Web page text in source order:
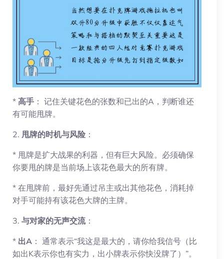
* 高手 ： 记住关键花色的张数和已出的A，判断谁还
有可能甩牌。
2. 甩牌的时机与风险 ：
* 甩牌是扩大战果的利器，但有巨大风险。必须确保
你要甩的牌是当前场上该花色最大的所有牌。
* 在甩牌前，最好先通过吊主或出其他花色，消耗掉
对手可能持有该花色大牌的主牌。
3. 与对家的无声交流：
* 出A ： 通常表示“我这是最大的，请你给我信号（比
如出K表示你也有实力，出小牌表示你快没牌了）”。